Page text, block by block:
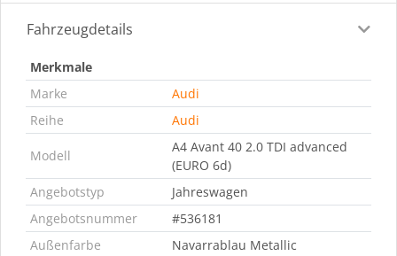
Fahrzeugdetails
Merkmale
Marke
Audi
Reihe
Audi
Modell
A4 Avant 40 2.0 TDI advanced
(EURO 6d)
Angebotstyp
Jahreswagen
Angebotsnummer
#536181
Außenfarbe
Navarrablau Metallic